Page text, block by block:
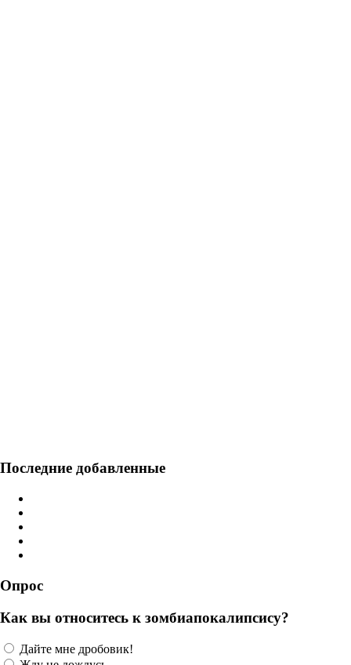
Последние добавленные
Опрос
Как вы относитесь к зомбиапокалипсису?
Дайте мне дробовик!